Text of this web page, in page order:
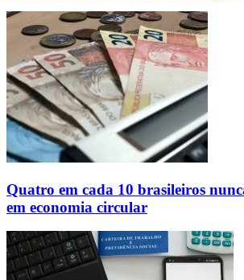
Quatro em cada 10 brasileiros
em economia circular